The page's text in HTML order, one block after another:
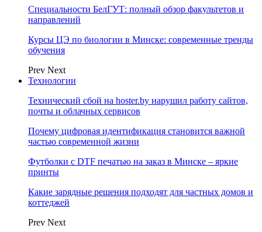
Специальности БелГУТ: полный обзор факультетов и
направлений
Курсы ЦЭ по биологии в Минске: современные тренды
обучения
Prev Next
Технологии
Технический сбой на hoster.by нарушил работу сайтов,
почты и облачных сервисов
Почему цифровая идентификация становится важной
частью современной жизни
Футболки с DTF печатью на заказ в Минске – яркие
принты
Какие зарядные решения подходят для частных домов и
коттеджей
Prev Next